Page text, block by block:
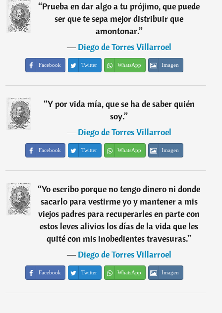
“Prueba en dar algo a tu prójimo, que puede
ser que te sepa mejor distribuir que
amontonar.”
―Diego de Torres Villarroel
Facebook Twitter WhatsApp Imagen
“Y por vida mía, que se ha de saber quién
soy.”
―Diego de Torres Villarroel
Facebook Twitter WhatsApp Imagen
“Yo escribo porque no tengo dinero ni donde
sacarlo para vestirme yo y mantener a mis
viejos padres para recuperarles en parte con
estos leves alivios los días de la vida que les
quité con mis inobedientes travesuras.”
―Diego de Torres Villarroel
Facebook Twitter WhatsApp Imagen